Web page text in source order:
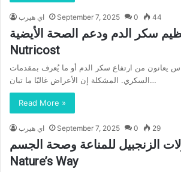
اي هيرب September 7, 2025 0 44
سكر الدم ودعم الصحة الأيضية |
Nutricost
يعانون من ارتفاع سكر الدم أو ما يُعرف بمقدمات
السكري. المشكلة إن الأعراض غالبًا ما تبان…
Read More »
اي هيرب September 7, 2025 0 29
الزنجبيل للمناعة وصحة الجسم |
Nature’s Way